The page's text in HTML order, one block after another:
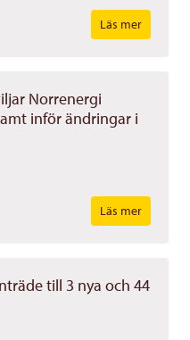
Läs mer
Norrenergi
inför ändringar i
Läs mer
till 3 nya och 44